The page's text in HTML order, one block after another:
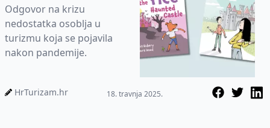
Odgovor na krizu
nedostatka osoblja u
turizmu koja se pojavila
nakon pandemije.
HrTurizam.hr 18. travnja 2025.